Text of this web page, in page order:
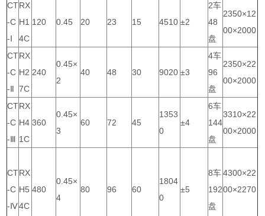
CT
-C
-Ⅰ
RX
H1
4C
120 0.45 20 23 15 4510 ±2
2车
48
盘
2350×12
00×2000
CT
-C
-Ⅱ
RX
H2
7C
240
0.45×
2
40 48 30 9020 ±3
4车
96
盘
2350×22
00×2000
CT
-C
-Ⅲ
RX
H4
1C
360
0.45×
3
60 72 45
1353
0
±4
6车
144
盘
3310×22
00×2000
CT
-C
-Ⅳ
RX
H5
4C
480
0.45×
4
80 96 60
1804
0
±5
8车
192
盘
4300×22
00×2270